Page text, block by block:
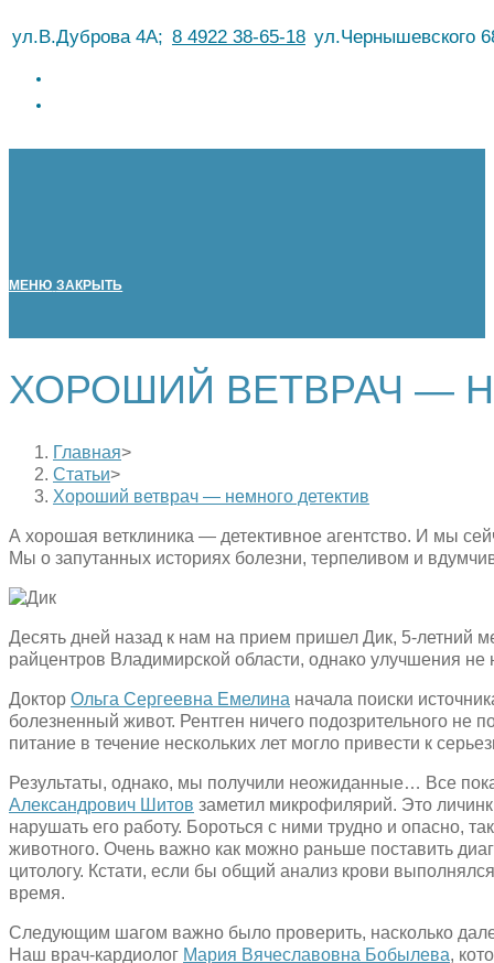
кул.В.Дуброва 4А; 8 4922 38-65-18 ул.Чернышевского
МЕНЮ ЗАКРЫТЬ
ХОРОШИЙ ВЕТВРАЧ —
Главная>
Статьи>
Хороший ветврач — немного детектив
А хорошая ветклиника — детективное агентство. И мы
Мы о запутанных историях болезни, терпеливом и
Десять дней назад к нам на прием пришел Дик, 5-летний
райцентров Владимирской области, однако улучшения
Доктор Ольга Сергеевна Емелина начала поиски
болезненный живот. Рентген ничего подозрительного не
питание в течение нескольких лет могло привести к
Результаты, однако, мы получили неожиданные… Все
Александрович Шитов заметил микрофилярий. Это
нарушать его работу. Бороться с ними трудно и опасно,
животного. Очень важно как можно раньше поставить
цитологу. Кстати, если бы общий анализ крови
время.
Следующим шагом важно было проверить, насколько
Наш врач-кардиолог Мария Вячеславовна Бобылева,